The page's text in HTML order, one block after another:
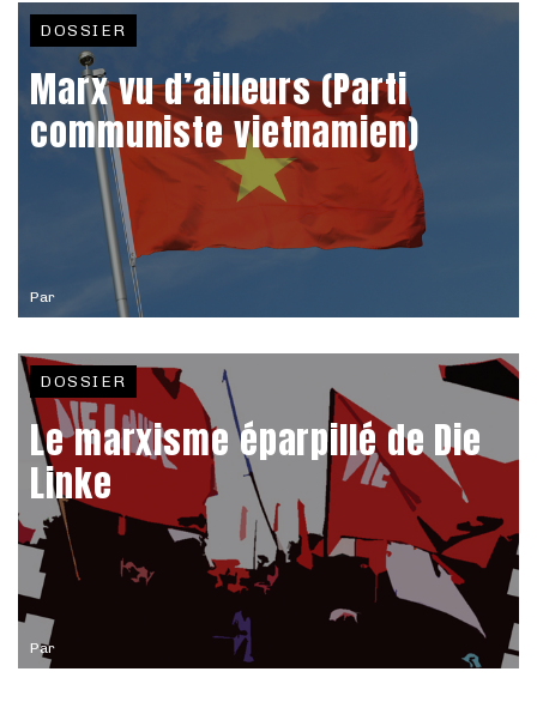
Par
DOSSIER
Marx vu d’ailleurs (Parti
communiste vietnamien)
Par
DOSSIER
Le marxisme éparpillé de Die
Linke